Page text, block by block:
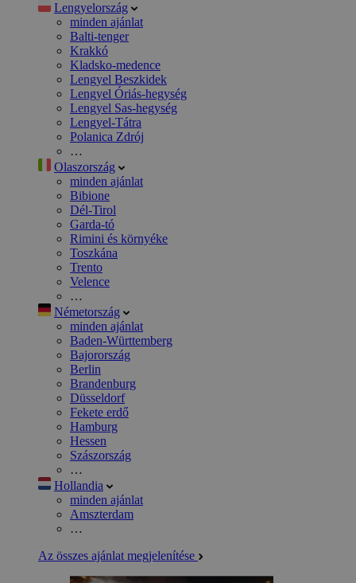
Lengyelország
minden ajánlat
Balti-tenger
Krakkó
Kladsko-medence
Lengyel Beszkidek
Lengyel Óriás-hegység
Lengyel Sas-hegység
Lengyel-Tátra
Polanica Zdrój
…
Olaszország
minden ajánlat
Bibione
Dél-Tirol
Garda-tó
Rimini és környéke
Toszkána
Trento
Velence
…
Németország
minden ajánlat
Baden-Württemberg
Bajorország
Berlin
Brandenburg
Düsseldorf
Fekete erdő
Hamburg
Hessen
Szászország
…
Hollandia
minden ajánlat
Amszterdam
…
Az összes ajánlat megjelenítése